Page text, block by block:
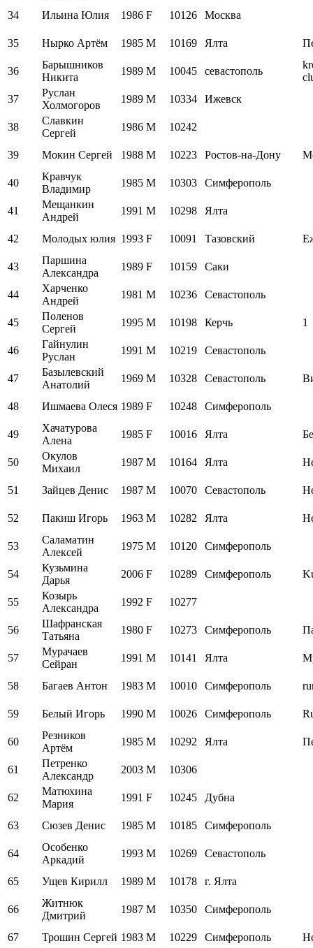
34 Ильина Юлия 1986 F 10126 Москва
35 Нырко Артём 1985 M 10169 Ялта
36
Барышников
Никита
1989 M 10045 севастополь
37
Руслан
Холмогоров
1989 M 10334 Ижевск
38
Славкин
Сергей
1986 M 10242
39 Мокин Сергей 1988 M 10223 Ростов-на-Дону
40
Кравчук
Владимир
1985 M 10303 Симферополь
41
Мещанкин
Андрей
1991 M 10298 Ялта
42 Молодых юлия 1993 F 10091 Тазовский
43
Паршина
Александра
1989 F 10159 Саки
44
Харченко
Андрей
1981 M 10236 Севастополь
45
Поленов
Сергей
1995 M 10198 Керчь 1
46
Гайнулин
Руслан
1991 M 10219 Севастополь
47
Базылевский
Анатолий
1969 M 10328 Севастополь
48 Ишмаева Олеся 1989 F 10248 Симферополь
49
Хачатурова
Алена
1985 F 10016 Ялта
50
Окулов
Михаил
1987 M 10164 Ялта
51 Зайцев Денис 1987 M 10070 Севастополь
52 Пакиш Игорь 1963 M 10282 Ялта
53
Саламатин
Алексей
1975 M 10120 Симферополь
54
Кузьмина
Дарья
2006 F 10289 Симферополь
55
Козырь
Александра
1992 F 10277
56
Шафранская
Татьяна
1980 F 10273 Симферополь
57
Мурачаев
Сейран
1991 M 10141 Ялта
58 Багаев Антон 1983 M 10010 Симферополь
59 Белый Игорь 1990 M 10026 Симферополь
60
Резников
Артём
1985 M 10292 Ялта
61
Петренко
Александр
2003 M 10306
62
Матюхина
Мария
1991 F 10245 Дубна
63 Сюзев Денис 1985 M 10185 Симферополь
64
Особенко
Аркадий
1993 M 10269 Севастополь
65 Ущев Кирилл 1989 M 10178 г. Ялта
66
Житнюк
Дмитрий
1987 M 10350 Симферополь
67 Трошин Сергей 1983 M 10229 Симферополь